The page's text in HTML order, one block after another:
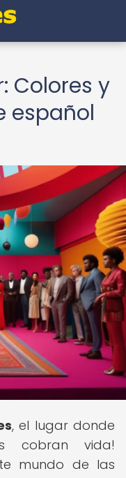
Colores y
español
, el lugar donde
cobran vida!
mundo de las